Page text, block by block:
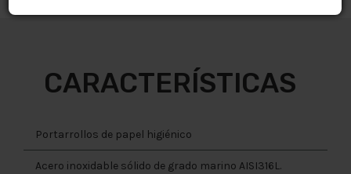
CARACTERÍSTICAS
Portarrollos de papel higiénico
Acero inoxidable sólido de grado marino AISI316L.